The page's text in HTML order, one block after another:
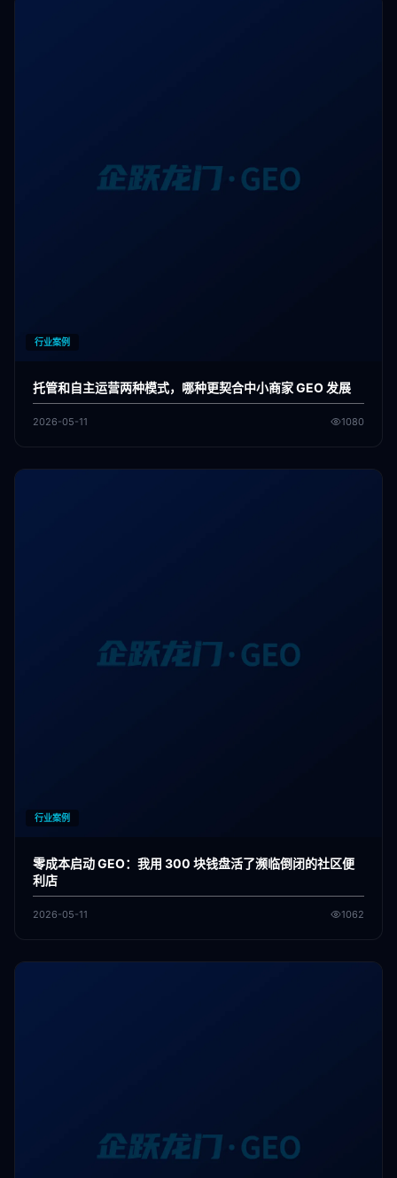
行业案例
托管和自主运营两种模式，哪种更契合中小商家 GEO 发展
2026-05-11 1080
行业案例
零成本启动 GEO：我用 300 块钱盘活了濒临倒闭的社区便
利店
2026-05-11 1062